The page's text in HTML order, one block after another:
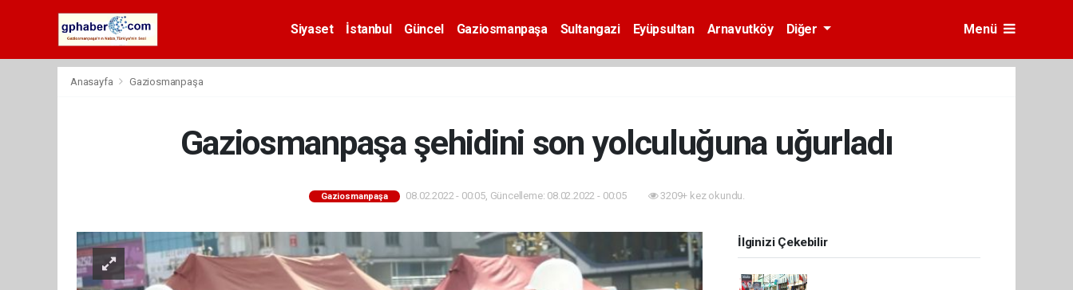
Siyaset İstanbul Güncel Gaziosmanpaşa Sultangazi Eyüpsultan Arnavutköy Diğer Menü
Anasayfa Gaziosmanpaşa
Gaziosmanpaşa şehidini son yolculuğuna uğurladı
Gaziosmanpaşa 08.02.2022 - 00:05, Güncelleme: 08.02.2022 - 00:05 3209+ kez okundu.
İlginizi Çekebilir